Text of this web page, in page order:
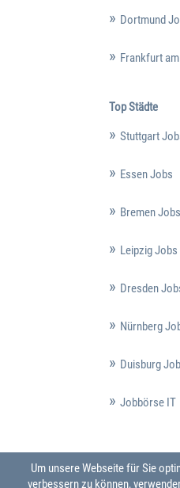
Dortmund
Frankfurt
Top Städte
Stuttgart
Essen Jobs
Bremen Jobs
Leipzig Jobs
Dresden
Nürnberg
Duisburg
Jobbörse IT
Um unsere Webseite für Sie
verbessern zu können,